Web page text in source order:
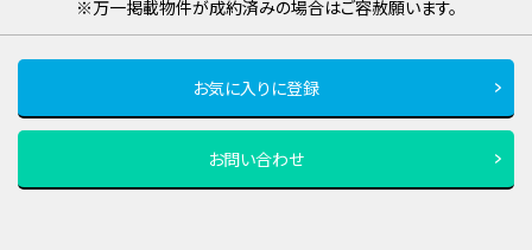
※万一掲載物件が成約済みの場合はご容赦願います。
お気に入りに登録
お問い合わせ